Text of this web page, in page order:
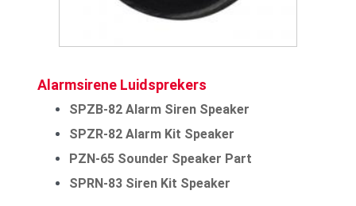
Alarmsirene Luidsprekers
SPZB-82 Alarm Siren Speaker
SPZR-82 Alarm Kit Speaker
PZN-65 Sounder Speaker Part
SPRN-83 Siren Kit Speaker